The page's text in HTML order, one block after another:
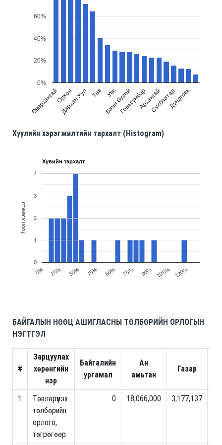
ӨвөрхангайОрхон
Дархан Уул Төв Увс
Баян ӨлгийГовьсүмбэрАрхангайСүхбаатарДундговь
0%
20%
40%
60%
Хуулийн хэрэгжилтийн тархалт (Histogram)
Хувийн тархалт
0% 15% 30% 45% 60% 75% 90% 105% 120%
0
1
2
3
4
Тоон хэмжээ
БАЙГАЛЫН НӨӨЦ АШИГЛАСНЫ ТӨЛБӨРИЙН ОРЛОГЫН
НЭГТГЭЛ
#
Зарцуулах
хөрөнгийн
нэр
Байгалийн
ургамал
Ан
амьтан
Газар
1
Төвлөрүүлэх
төлбөрийн
орлого,
төгрөгөөр
0 18,066,000 3,177,137